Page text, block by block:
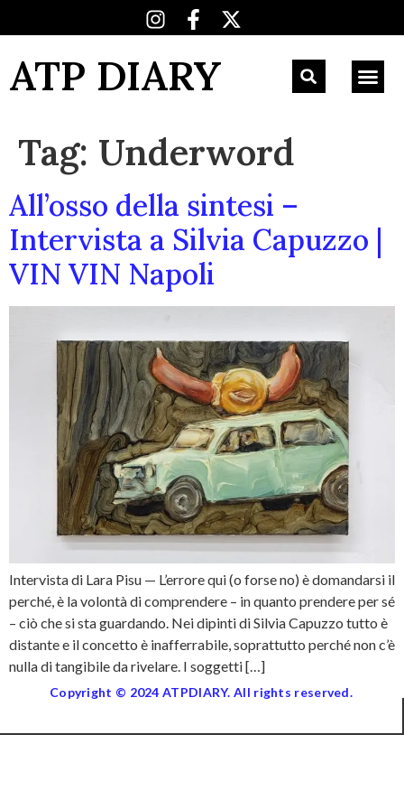
ATP DIARY
Tag: Underword
All’osso della sintesi –
Intervista a Silvia Capuzzo |
VIN VIN Napoli
Intervista di Lara Pisu — L’errore qui (o forse no) è domandarsi il
perché, è la volontà di comprendere – in quanto prendere per sé
– ciò che si sta guardando. Nei dipinti di Silvia Capuzzo tutto è
distante e il concetto è inafferrabile, soprattutto perché non c’è
nulla di tangibile da rivelare. I soggetti […]
Copyright © 2024 ATPDIARY. All rights reserved.